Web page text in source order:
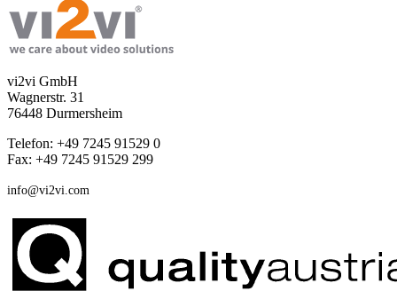
vi2vi GmbH
Wagnerstr. 31
76448 Durmersheim
Telefon: +49 7245 91529 0
Fax: +49 7245 91529 299
info@vi2vi.com